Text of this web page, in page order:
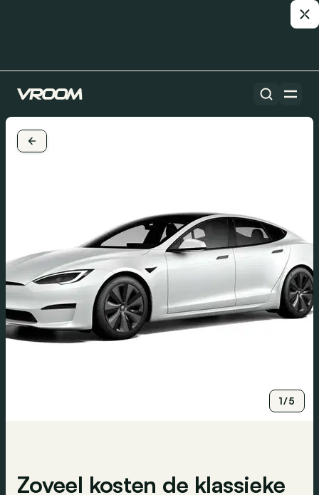
1/5
Zoveel kosten de klassieke